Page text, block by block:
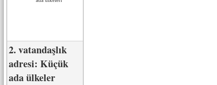
2. vatandaşlık
adresi: Küçük
ada ülkeler